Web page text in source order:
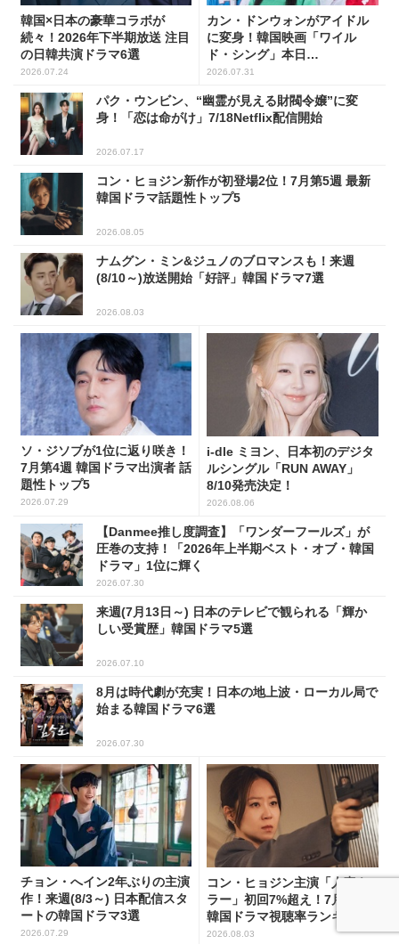
韓国×日本の豪華コラボが
続々！2026年下半期放送 注目
の日韓共演ドラマ6選
2026.07.24
カン・ドンウォンがアイドル
に変身！韓国映画「ワイル
ド・シング」本日
(7/31)Netflix配信開始
2026.07.31
パク・ウンビン、“幽霊が見える財閥令嬢”に変
身！「恋は命がけ」7/18Netflix配信開始
2026.07.17
コン・ヒョジン新作が初登場2位！7月第5週 最新
韓国ドラマ話題性トップ5
2026.08.05
ナムグン・ミン&ジュノのブロマンスも！来週
(8/10～)放送開始「好評」韓国ドラマ7選
2026.08.03
ソ・ジソブが1位に返り咲き！
7月第4週 韓国ドラマ出演者 話
題性トップ5
2026.07.29
i-dle ミヨン、日本初のデジタ
ルシングル「RUN AWAY」
8/10発売決定！
2026.08.06
【Danmee推し度調査】「ワンダーフールズ」が
圧巻の支持！「2026年上半期ベスト・オブ・韓国
ドラマ」1位に輝く
2026.07.30
来週(7月13日～) 日本のテレビで観られる「輝か
しい受賞歴」韓国ドラマ5選
2026.07.10
8月は時代劇が充実！日本の地上波・ローカル局で
始まる韓国ドラマ6選
2026.07.30
チョン・へイン2年ぶりの主演
作！来週(8/3～) 日本配信スタ
ートの韓国ドラマ3選
2026.07.29
コン・ヒョジン主演「人妻キ
ラー」初回7%超え！7月第5週
韓国ドラマ視聴率ランキング
2026.08.03